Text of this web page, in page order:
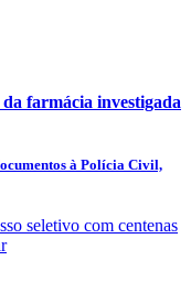
farmácia investigada
à Polícia Civil,